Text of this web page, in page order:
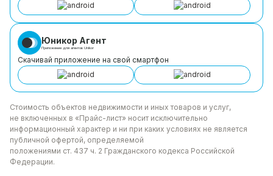
Юникор Агент
Приложение для агентов Unikor
Скачивай приложение на свой смартфон
Стоимость объектов недвижимости и иных товаров и услуг,
не включенных в «Прайс-лист» носит исключительно
информационный характер и ни при каких условиях не является
публичной офертой, определяемой
положениями ст. 437 ч. 2 Гражданского кодекса Российской
Федерации.